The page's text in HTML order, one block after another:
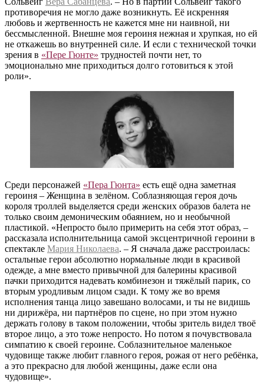
противоречия не могло даже возникнуть. Её искренняя
любовь и жертвенность не кажется мне ни наивной, ни
бессмысленной. Внешне моя героиня нежная и хрупкая, но ей
не откажешь во внутренней силе. И если с технической точки
зрения в «Пере Гюнте» трудностей почти нет, то
эмоционально мне приходиться долго готовиться к этой
роли».
Среди персонажей «Пера Гюнта» есть ещё одна заметная
героиня – Женщина в зелёном. Соблазняющая героя дочь
короля троллей выделяется среди женских образов балета не
только своим демоническим обаянием, но и необычной
пластикой. «Непросто было примерить на себя этот образ, –
рассказала исполнительница самой эксцентричной героини в
спектакле Мария Николаева. – Я сначала даже расстроилась:
остальные герои абсолютно нормальные люди в красивой
одежде, а мне вместо привычной для балерины красивой
пачки приходится надевать комбинезон и тяжёлый парик, со
вторым уродливым лицом сзади. К тому же во время
исполнения танца лицо завешано волосами, и ты не видишь
ни дирижёра, ни партнёров по сцене, но при этом нужно
держать голову в таком положении, чтобы зритель видел твоё
второе лицо, а это тоже непросто. Но потом я почувствовала
симпатию к своей героине. Соблазнительное маленькое
чудовище также любит главного героя, рожая от него ребёнка,
а это прекрасно для любой женщины, даже если она
чудовище».